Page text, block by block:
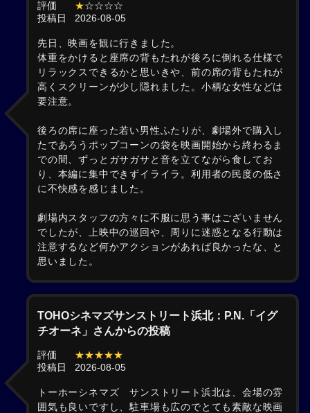
評価 ★☆☆☆☆
投稿日
2026-08-05
先日、映画を観に行きました。
体重をかけると座席の背もたれが後ろに倒れる仕様で
リラックスできるかと思いきや、前の席の背もたれが
高くスクリーンが少し隠れました。小柄な女性などは
要注意。
後ろの席に座った若い男性ふたりが、劇場外で購入し
たであろうポップコーンの袋を映画開始から終わるま
での間、ずっとガサガサと音を立てながら食してお
り、本編に集中できずイライラ。利用者の民度の低さ
に不快感を感じました。
劇場内スタッフの方々に不服に思う事はございません
でしたが、上映中の巡回や、周りに迷惑となる行動は
注意するなど何かアクションがあれば良かったな、と
思いました。
TOHOシネマズサンストリート浜北：P.N.「イグ
チオーネ」さんからの投稿
評価
★★★★★
投稿日
2026-08-05
トーホーシネマズ サンストリート浜北は、会場の雰
囲気も良いですし、駐車場も広のでとても素敵な映画